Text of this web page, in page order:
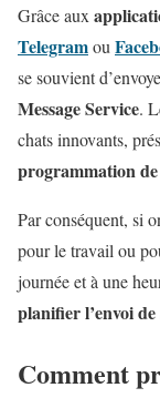
Grâce aux
Telegramou
se souvient
Message Service.
chats innovants,
programmation de
Par conséquent, si
pour le travail ou
journée et à une
planifier l’envoi
Comment